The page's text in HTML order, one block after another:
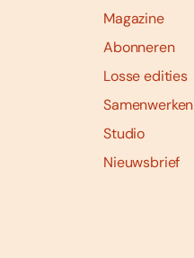
Magazine
Abonneren
Losse edities
Samenwerken
Studio
Nieuwsbrief